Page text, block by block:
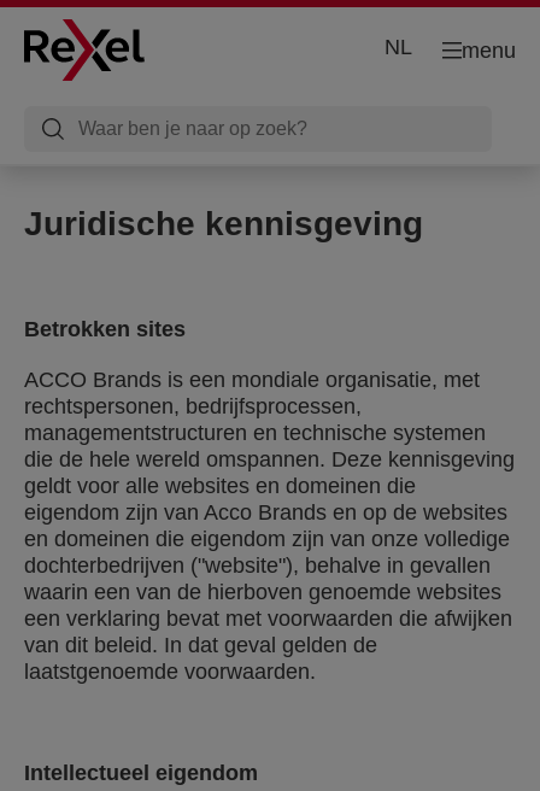
menu
NL
Juridische kennisgeving
Betrokken sites
ACCO Brands is een mondiale organisatie, met
rechtspersonen, bedrijfsprocessen,
managementstructuren en technische systemen
die de hele wereld omspannen. Deze kennisgeving
geldt voor alle websites en domeinen die
eigendom zijn van Acco Brands en op de websites
en domeinen die eigendom zijn van onze volledige
dochterbedrijven ("website"), behalve in gevallen
waarin een van de hierboven genoemde websites
een verklaring bevat met voorwaarden die afwijken
van dit beleid. In dat geval gelden de
laatstgenoemde voorwaarden.
Intellectueel eigendom